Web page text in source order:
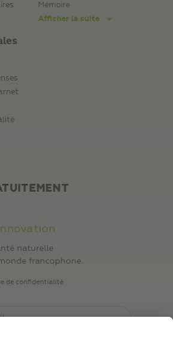
Mémoire
Afficher la suite
naturelle
francophone.
de confidentialité